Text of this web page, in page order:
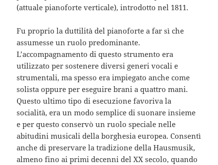
(attuale pianoforte verticale), introdotto nel 1811.
Fu proprio la duttilità del pianoforte a far sì che
assumesse un ruolo predominante.
L’accompagnamento di questo strumento era
utilizzato per sostenere diversi generi vocali e
strumentali, ma spesso era impiegato anche come
solista oppure per eseguire brani a quattro mani.
Questo ultimo tipo di esecuzione favoriva la
socialità, era un modo semplice di suonare insieme
e per questo conservò un ruolo speciale nelle
abitudini musicali della borghesia europea. Consentì
anche di preservare la tradizione della Hausmusik,
almeno fino ai primi decenni del XX secolo, quando